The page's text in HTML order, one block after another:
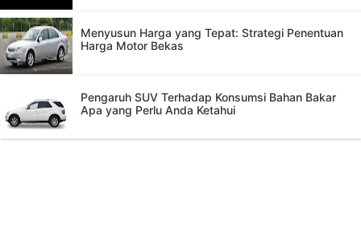
Apa yang Perlu Anda Ketahui